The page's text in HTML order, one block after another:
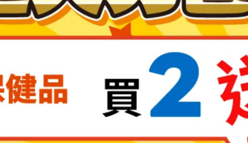
樣式，如因個人因素需退換貨，需自行負擔來回的運費。